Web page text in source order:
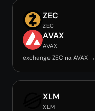
ZEC
ZEC
AVAX
AVAX
exchange ZEC на AVAX →
XLM
XLM